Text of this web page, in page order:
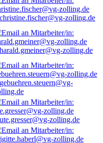
christine.fischer@vg-zolling.de
harald.gmeiner@vg-zolling.de
gebuehren.steuern@vg-
ute.gresser@vg-zolling.de